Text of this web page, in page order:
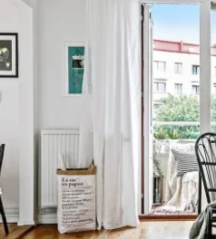
Design Suédois En Quelques
Idées Déco En 10 Photos
La
Méli-Mélo
Tendance
Interieurs
La Décoration Selon Votre Signe
Les Trouvailles Déco Du Jour
Maison Appartement Écologique
Maison Container/container House